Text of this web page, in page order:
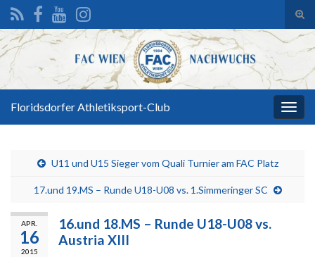
Search for:
Floridsdorfer Athletiksport-Club
U11 und U15 Sieger vom Quali Turnier am FAC Platz
17.und 19.MS – Runde U18-U08 vs. 1.Simmeringer SC
APR.
16
2015
16.und 18.MS – Runde U18-U08 vs.
Austria XIII